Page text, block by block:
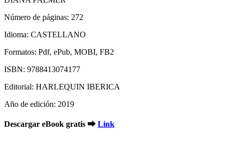
Número de páginas: 272
Idioma: CASTELLANO
Formatos: Pdf, ePub, MOBI, FB2
ISBN: 9788413074177
Editorial: HARLEQUIN IBERICA
Año de edición: 2019
Descargar eBook gratis ➡ Link